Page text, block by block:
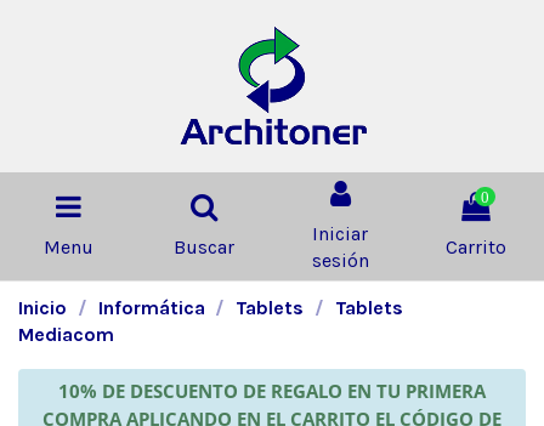
Menu Buscar
Iniciar
sesión
0
Carrito
Inicio Informática Tablets
Tablets
Mediacom
10% DE DESCUENTO DE REGALO EN TU PRIMERA
COMPRA APLICANDO EN EL CARRITO EL CÓDIGO DE